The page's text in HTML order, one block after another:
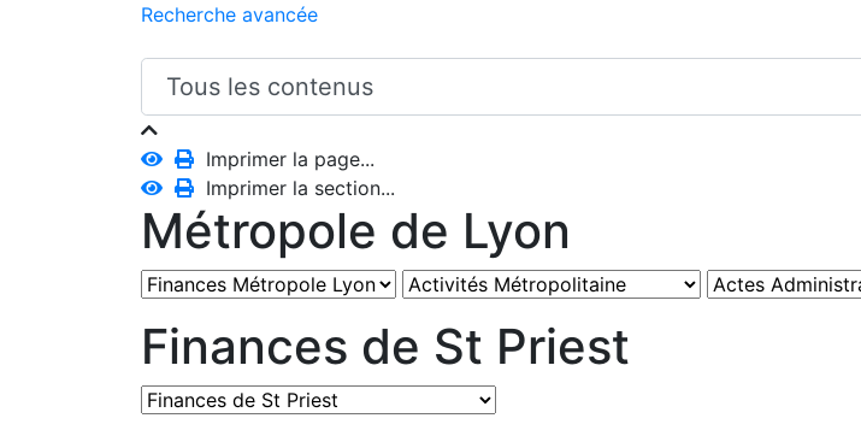
Recherche avancée
Imprimer la page...
Imprimer la section...
Métropole de Lyon
Finances de St Priest